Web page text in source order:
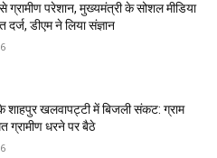
ग्रामीण परेशान, मुख्यमंत्री के सोशल मीडिया
दर्ज, डीएम ने लिया संज्ञान
शाहपुर खलवापट्टी में बिजली संकट: ग्राम
ग्रामीण धरने पर बैठे